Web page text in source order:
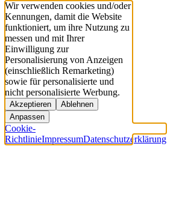
Wir verwenden cookies und/oder
Kennungen, damit die Website
funktioniert, um ihre Nutzung zu
messen und mit Ihrer
Einwilligung zur
Personalisierung von Anzeigen
(einschließlich Remarketing)
sowie für personalisierte und
nicht personalisierte Werbung.
Akzeptieren
Ablehnen
Anpassen
Cookie-
RichtlinieImpressumDatenschutzerklärung